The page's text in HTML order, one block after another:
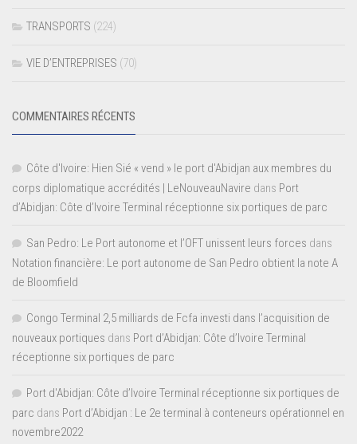
TRANSPORTS (224)
VIE D’ENTREPRISES (70)
COMMENTAIRES RÉCENTS
Côte d'Ivoire: Hien Sié « vend » le port d'Abidjan aux membres du
corps diplomatique accrédités | LeNouveauNavire dans Port
d’Abidjan: Côte d’Ivoire Terminal réceptionne six portiques de parc
San Pedro: Le Port autonome et l’OFT unissent leurs forces dans
Notation financière: Le port autonome de San Pedro obtient la note A
de Bloomfield
Congo Terminal 2,5 milliards de Fcfa investi dans l’acquisition de
nouveaux portiques dans Port d’Abidjan: Côte d’Ivoire Terminal
réceptionne six portiques de parc
Port d'Abidjan: Côte d’Ivoire Terminal réceptionne six portiques de
parc dans Port d’Abidjan : Le 2e terminal à conteneurs opérationnel en
novembre2022